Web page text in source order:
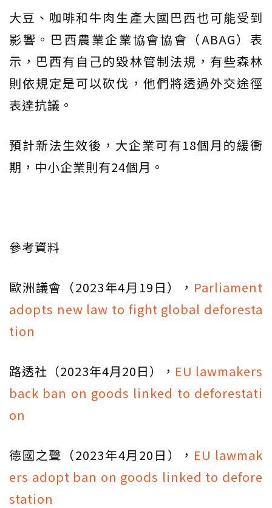
大豆、咖啡和牛肉生產大國巴西也可能受到
影響。巴西農業企業協會協會（ABAG）表
示，巴西有自己的毀林管制法規，有些森林
則依規定是可以砍伐，他們將透過外交途徑
表達抗議。
預計新法生效後，大企業可有18個月的緩衝
期，中小企業則有24個月。
參考資料
歐洲議會（2023年4月19日）， Parliament
adopts new law to fight global deforesta
tion
路透社（2023年4月20日）， EU lawmakers
back ban on goods linked to deforestati
on
德國之聲（2023年4月20日）， EU lawmak
ers adopt ban on goods linked to defore
station